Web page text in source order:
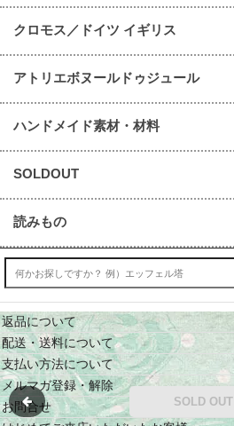
SOLD OUT
クロモス／ドイツ イギリス
アトリエボヌールドゥジュール
ハンドメイド素材・材料
SOLDOUT
読みもの
返品について
配送・送料について
支払い方法について
メルマガ登録・解除
お問合せ